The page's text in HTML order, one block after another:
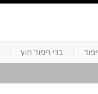
בדי ריפוד חוץ